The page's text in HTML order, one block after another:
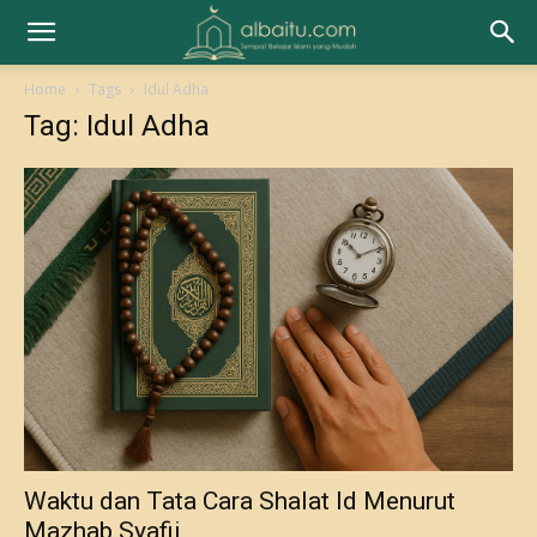
Home Tags Idul Adha
Tag: Idul Adha
Waktu dan Tata Cara Shalat Id Menurut
Mazhab Syafii